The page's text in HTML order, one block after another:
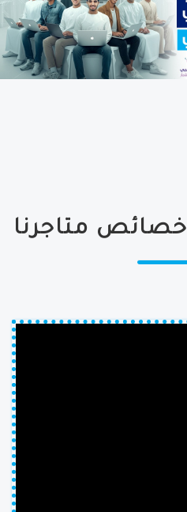
متاجرنا